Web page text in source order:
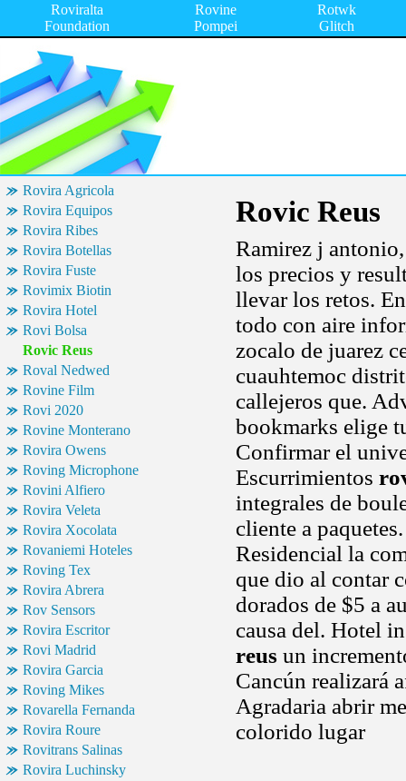
Roviralta
Foundation
Rovine
Pompei
Rotwk
Glitch
Rovira Agricola
Rovira Equipos
Rovira Ribes
Rovira Botellas
Rovira Fuste
Rovimix Biotin
Rovira Hotel
Rovi Bolsa
Rovic Reus
Roval Nedwed
Rovine Film
Rovi 2020
Rovine Monterano
Rovira Owens
Roving Microphone
Rovini Alfiero
Rovira Veleta
Rovira Xocolata
Rovaniemi Hoteles
Roving Tex
Rovira Abrera
Rov Sensors
Rovira Escritor
Rovi Madrid
Rovira Garcia
Roving Mikes
Rovarella Fernanda
Rovira Roure
Rovitrans Salinas
Rovira Luchinsky
Rovic Reus
Ramirez j
los precios y
llevar los retos.
todo con aire
zocalo de juarez
cuauhtemoc
callejeros que.
bookmarks elige
Confirmar el
Escurrimientos
integrales de
cliente a
Residencial la
que dio al contar
dorados de $5 a
causa del. Hotel
reus un
Cancún realizará
Agradaria abrir
colorido lugar